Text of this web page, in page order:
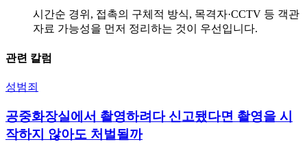
시간순 경위, 접촉의 구체적 방식, 목격자·CCTV 등 객관
자료 가능성을 먼저 정리하는 것이 우선입니다.
관련 칼럼
성범죄
공중화장실에서 촬영하려다 신고됐다면 촬영을 시
작하지 않아도 처벌될까